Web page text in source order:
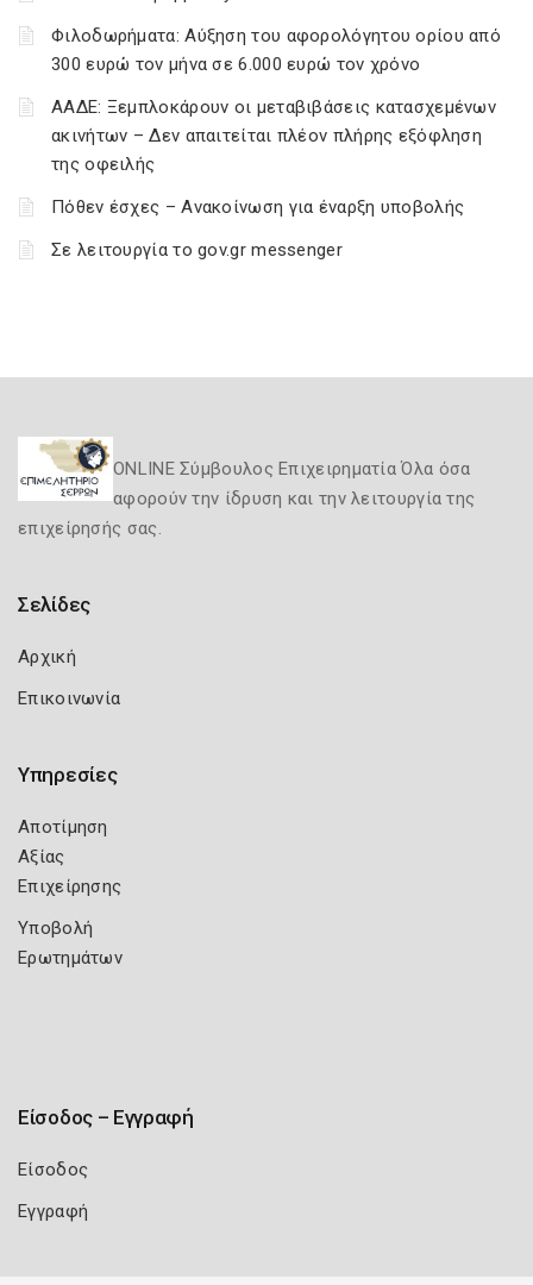
Φιλοδωρήματα: Αύξηση του αφορολόγητου ορίου από
300 ευρώ τον μήνα σε 6.000 ευρώ τον χρόνο
ΑΑΔΕ: Ξεμπλοκάρουν οι μεταβιβάσεις κατασχεμένων
ακινήτων – Δεν απαιτείται πλέον πλήρης εξόφληση
της οφειλής
Πόθεν έσχες – Ανακοίνωση για έναρξη υποβολής
Σε λειτουργία το gov.gr messenger
ONLINE Σύμβουλος Επιχειρηματία Όλα όσα
αφορούν την ίδρυση και την λειτουργία της
επιχείρησής σας.
Σελίδες
Αρχική
Επικοινωνία
Υπηρεσίες
Αποτίμηση
Αξίας
Επιχείρησης
Υποβολή
Ερωτημάτων
Είσοδος – Εγγραφή
Είσοδος
Εγγραφή